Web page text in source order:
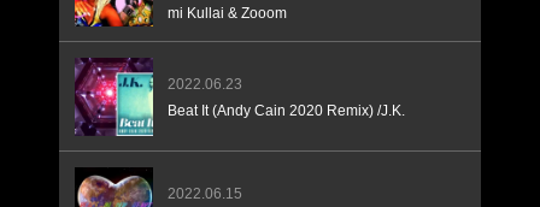
mi Kullai & Zooom
2022.06.23
Beat It (Andy Cain 2020 Remix) /J.K.
2022.06.15